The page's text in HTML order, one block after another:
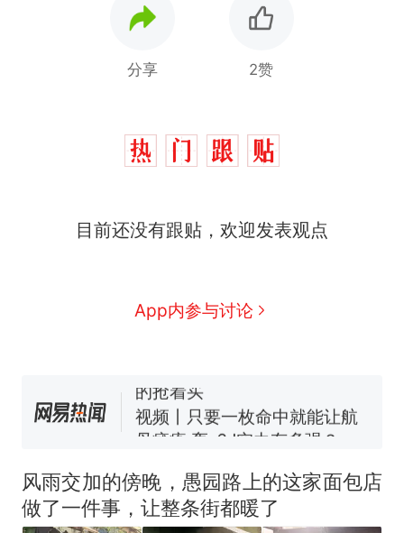
分享 2赞
目前还没有跟贴，欢迎发表观点
App内参与讨论
新 全球唯一没有法定首都的国
家，刚改国名，总统就邀请中
视频丨只要一枚命中就能让航
母瘫痪 轰-6J实力有多强？
电力部门回应
大雨将至一家老小6分钟抢收完
1千斤稻谷
风雨交加的傍晚，愚园路上的这家面包店
做了一件事，让整条街都暖了